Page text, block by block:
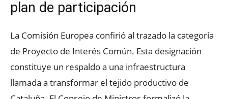
plan de participación
La Comisión Europea confirió al trazado la categoría
de Proyecto de Interés Común. Esta designación
constituye un respaldo a una infraestructura
llamada a transformar el tejido productivo de